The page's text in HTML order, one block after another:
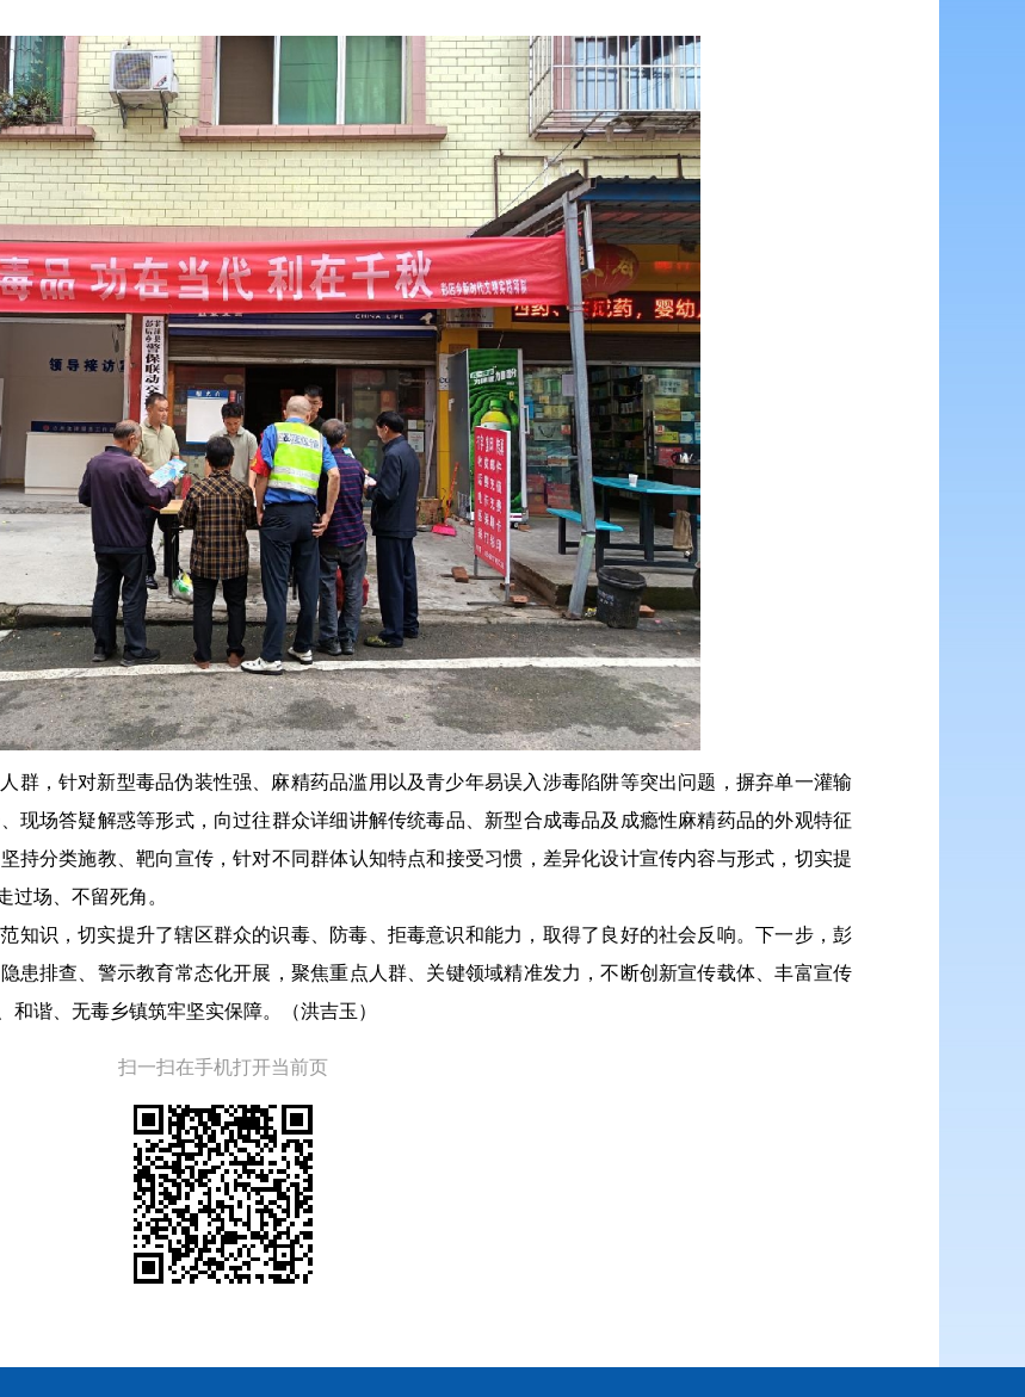
群，针对新型毒品伪装性强、麻精药品滥用以及青少年易误入涉毒陷阱等突出问题，摒弃单一灌输
现场答疑解惑等形式，向过往群众详细讲解传统毒品、新型合成毒品及成瘾性麻精药品的外观特征
持分类施教、靶向宣传，针对不同群体认知特点和接受习惯，差异化设计宣传内容与形式，切实提
过场、不留死角。
知识，切实提升了辖区群众的识毒、防毒、拒毒意识和能力，取得了良好的社会反响。下一步，彭
患排查、警示教育常态化开展，聚焦重点人群、关键领域精准发力，不断创新宣传载体、丰富宣传
谐、无毒乡镇筑牢坚实保障。（洪吉玉）
扫一扫在手机打开当前页